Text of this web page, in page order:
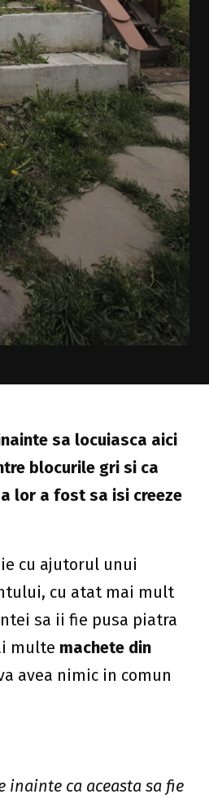
sa locuiasca aici
blocurile gri si ca
lor a fost sa isi creeze
cu ajutorul unui
cu atat mai mult
sa ii fie pusa piatra
multe machete din
avea nimic in comun
ca aceasta sa fie